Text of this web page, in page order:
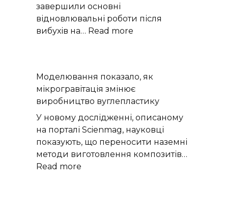
завершили основні
відновлювальні роботи після
вибухів на… Read more
«Врятуй
життя»
у
Хмельницькому
відновлюють
після
вибухів
Моделювання показало, як
мікрогравітація змінює
виробництво вуглепластику
У новому дослідженні, описаному
на порталі Scienmag, науковці
показують, що переносити наземні
методи виготовлення композитів…
Read more